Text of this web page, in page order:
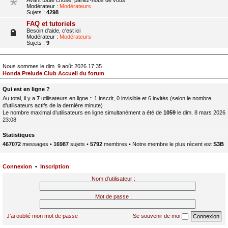
Modérateur : Modérateurs
Sujets : 4298
FAQ et tutoriels
Besoin d'aide, c'est ici
Modérateur : Modérateurs
Sujets : 9
Nous sommes le dim. 9 août 2026 17:35
Honda Prelude Club Accueil du forum
Qui est en ligne ?
Au total, il y a 7 utilisateurs en ligne :: 1 inscrit, 0 invisible et 6 invités (selon le nombre
d’utilisateurs actifs de la dernière minute)
Le nombre maximal d’utilisateurs en ligne simultanément a été de 1059 le dim. 8 mars 2026
23:08
Statistiques
467072 messages • 16987 sujets • 5792 membres • Notre membre le plus récent est S3B
Connexion •
Inscription
Nom d’utilisateur :
Mot de passe :
J’ai oublié mon mot de passe Se souvenir de moi